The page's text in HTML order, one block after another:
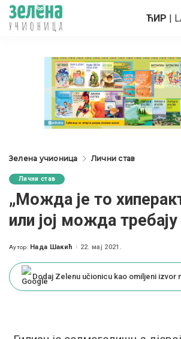
ЋИР |
Зелена учионица Лични став
Лични став
„Можда је то
или јој можда
Posted
Аутор: Нада Шакић 22. мај 2021.
Dodaj Zelenu učionicu kao omiljeni izvor